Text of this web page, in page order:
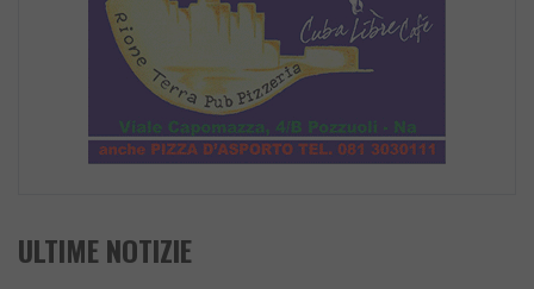
ULTIME NOTIZIE